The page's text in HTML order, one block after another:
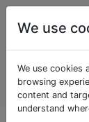
We use
We use cookies
browsing
content and
understand